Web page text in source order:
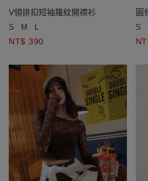
V領排扣短袖羅紋開襟衫
S M L
NT$ 390
圓
上衣
S